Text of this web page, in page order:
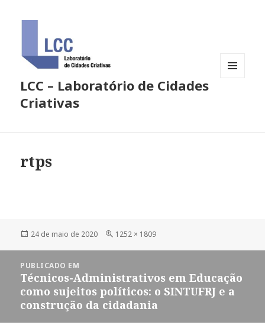
LCC – Laboratório de Cidades
Criativas
rtps
Publicado
24 de maio de 2020
Tamanho
1252 × 1809
PUBLICADO EM
Técnicos-Administrativos em Educação
como sujeitos políticos: o SINTUFRJ e a
construção da cidadania